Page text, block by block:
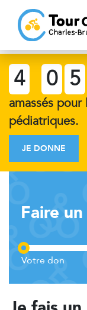
4 0 5
amassés
pédiatriques.
JE DONNE
Faire